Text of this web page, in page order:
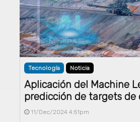
Tecnología Noticia
Aplicación del Machine
predicción de targets de
11/Dec/2024 4:51pm